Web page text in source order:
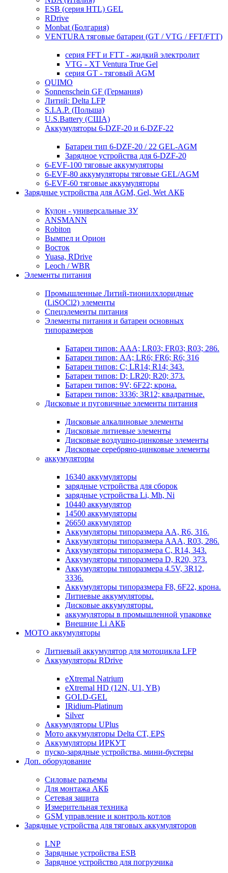
ESB (серия HTL) GEL
RDrive
Monbat (Болгария)
VENTURA тяговые батареи (GT / VTG / FFT/FTT)
серия FFT и FTT - жидкий электролит
VTG - XT Ventura True Gel
серия GT - тяговый AGM
QUIMO
Sonnenschein GF (Германия)
Литий: Delta LFP
S.I.A.P. (Польша)
U.S.Battery (США)
Аккумуляторы 6-DZF-20 и 6-DZF-22
Батареи тип 6-DZF-20 / 22 GEL-AGM
Зарядное устройства для 6-DZF-20
6-EVF-100 тяговые аккумуляторы
6-EVF-80 аккумуляторы тяговые GEL/AGM
6-EVF-60 тяговые аккумуляторы
Зарядные устройства для AGM, Gel, Wet АКБ
Кулон - универсальные ЗУ
ANSMANN
Robiton
Вымпел и Орион
Восток
Yuasa, RDrive
Leoch / WBR
Элементы питания
Промышленные Литий-тионилхлоридные
(LiSOCl2) элементы
Спецэлементы питания
Элементы питания и батареи основных
типоразмеров
Батареи типов: AAA; LR03; FR03; R03; 286.
Батареи типов: AA; LR6; FR6; R6; 316
Батареи типов: C; LR14; R14; 343.
Батареи типов: D; LR20; R20; 373.
Батареи типов: 9V; 6F22; крона.
Батареи типов: 3336; 3R12; квадратные.
Дисковые и пуговичные элементы питания
Дисковые алкалиновые элементы
Дисковые литиевые элементы
Дисковые воздушно-цинковые элементы
Дисковые серебряно-цинковые элементы
аккумуляторы
16340 аккумуляторы
зарядные устройства для сборок
зарядные устройства Li, Mh, Ni
10440 аккумулятор
14500 аккумуляторы
26650 аккумулятор
Аккумуляторы типоразмера АА, R6, 316.
Аккумуляторы типоразмера ААА, R03, 286.
Аккумуляторы типоразмера С, R14, 343.
Аккумуляторы типоразмера D, R20, 373.
Аккумуляторы типоразмера 4.5V, 3R12,
3336.
Аккумуляторы типоразмера F8, 6F22, крона.
Литиевые аккумуляторы.
Дисковые аккумуляторы.
аккумуляторы в промышленной упаковке
Внешние Li АКБ
МОТО аккумуляторы
Литиевый аккумулятор для мотоцикла LFP
Аккумуляторы RDrive
eXtremal Natrium
eXtremal HD (12N, U1, YB)
GOLD-GEL
IRidium-Platinum
Silver
Аккумуляторы UPlus
Мото аккумуляторы Delta CT, EPS
Аккумуляторы ИРКУТ
пуско-зарядные устройства, мини-бустеры
Доп. оборудование
Силовые разъемы
Для монтажа АКБ
Сетевая защита
Измерительная техника
GSM управление и контроль котлов
Зарядные устройства для тяговых аккумуляторов
LNP
Зарядные устройства ESB
Зарядное устройство для погрузчика